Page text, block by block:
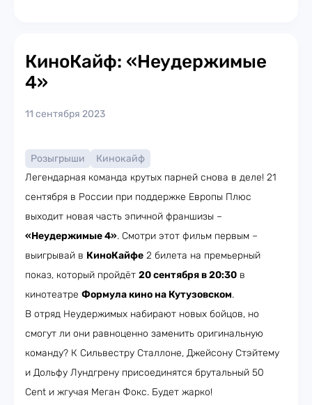
КиноКайф: «Неудержимые
4»
11 сентября 2023
Розыгрыши
Кинокайф
Легендарная команда крутых парней снова в деле! 21
сентября в России при поддержке Европы Плюс
выходит новая часть эпичной франшизы –
«Неудержимые 4». Смотри этот фильм первым –
выигрывай в КиноКайфе 2 билета на премьерный
показ, который пройдёт 20 сентября в 20:30 в
кинотеатре Формула кино на Кутузовском.
В отряд Неудержимых набирают новых бойцов, но
смогут ли они равноценно заменить оригинальную
команду? К Сильвестру Сталлоне, Джейсону Стэйтему
и Дольфу Лундгрену присоединятся брутальный 50
Cent и жгучая Меган Фокс. Будет жарко!